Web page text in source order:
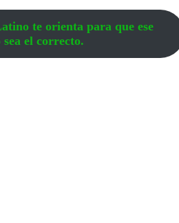
te orienta para que ese
sea el correcto.